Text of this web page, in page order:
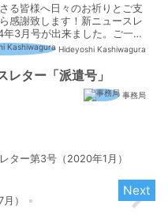
る皆様へ日々のお祈りとご支
感謝致します！新ニュースレ
年3月号が出来ました。ご一読
ば幸いです。宜しくお願い致
年1月末に洗礼式があった
が、このEasterでも更に２名
...
Hideyoshi Kashiwagura
レター「派遣号」
事務局
ター第3号（2020年1月）
）